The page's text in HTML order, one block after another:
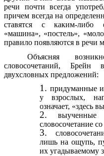
речи почти всегда
причем всегда на
ставятся с каким-либо
«машина», «постель»,
правило появляются в
Объясняя
словосочетаний,
двухсловных предложений:
придуманные
у взрослых,
означает, «здесь
выученные
словосочетание
лишь на ощупь,
их угадываемому